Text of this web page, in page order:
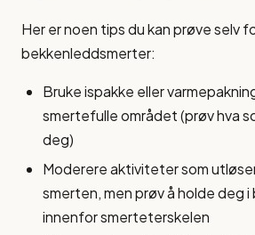
Her er noen tips du kan prøve selv
bekkenleddsmerter:
Bruke ispakke eller
smertefulle området (prøv hva
deg)
Moderere aktiviteter som
smerten, men prøv å holde deg
innenfor smerteterskelen